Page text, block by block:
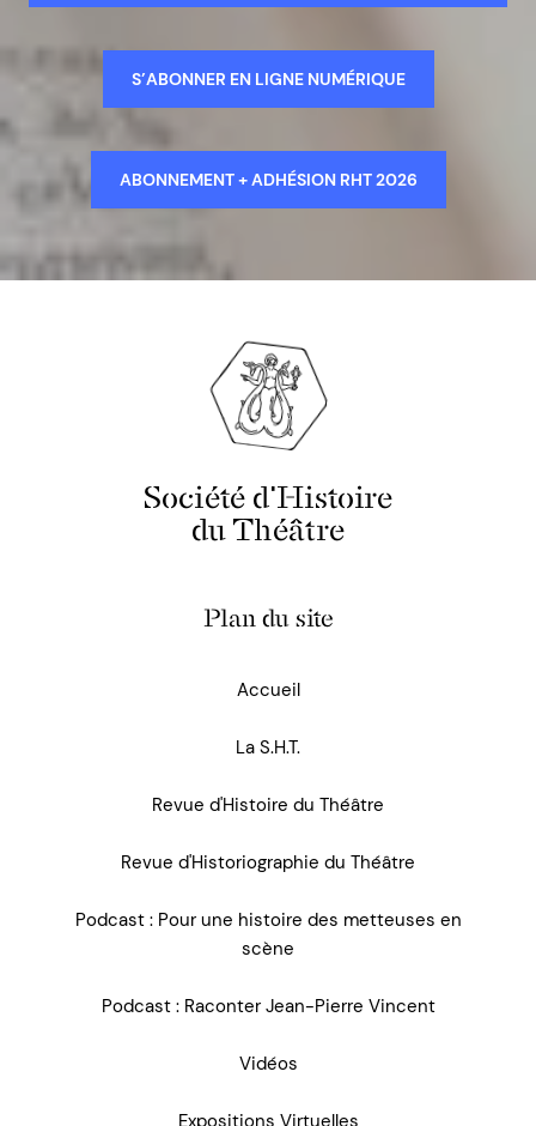
S’ABONNER EN LIGNE NUMÉRIQUE
ABONNEMENT + ADHÉSION RHT 2026
Société d'Histoire
du Théâtre
Plan du site
Accueil
La S.H.T.
Revue d'Histoire du Théâtre
Revue d'Historiographie du Théâtre
Podcast : Pour une histoire des metteuses en
scène
Podcast : Raconter Jean-Pierre Vincent
Vidéos
Expositions Virtuelles